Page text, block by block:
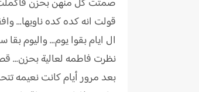
قولت انه كده كده ناويها...
ال ايام بقوا يوم... واليوم
نظرت فاطمه لعالية بحزن...
بعد مرور أيام كانت نعيمه